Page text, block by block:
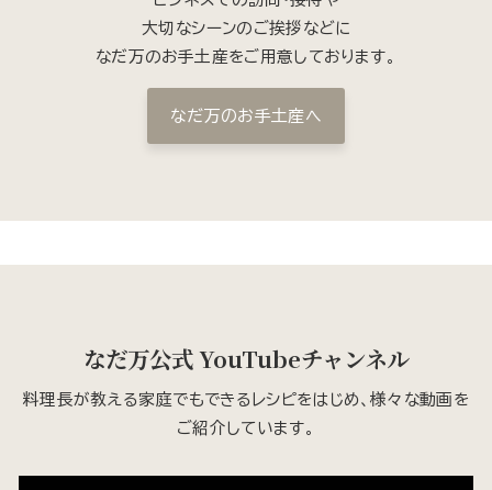
大切なシーンのご挨拶などに
なだ万のお手土産をご用意しております。
なだ万のお手土産へ
なだ万公式 YouTubeチャンネル
料理長が教える家庭でもできるレシピをはじめ、様々な動画を
ご紹介しています。